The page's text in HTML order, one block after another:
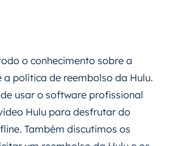
o conhecimento sobre a
a política de reembolso da Hulu.
usar o software profissional
Hulu para desfrutar do
Também discutimos os